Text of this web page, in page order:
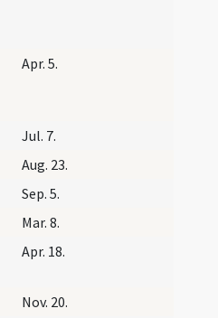
Apr. 5.
Jul. 7.
Aug. 23.
Sep. 5.
Mar. 8.
Apr. 18.
Nov. 20.